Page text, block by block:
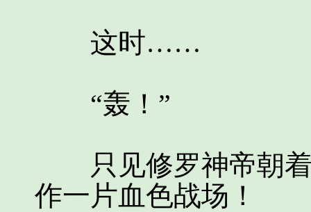
这时……
“轰！”
只见修罗神帝朝着
作一片血色战场！